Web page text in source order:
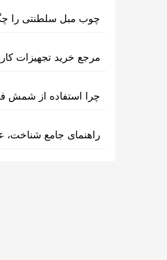
چوب مبل سلطنتی را
مرجع خرید تجهیزات
چرا استفاده از شمش
راهنمای جامع شناخت،